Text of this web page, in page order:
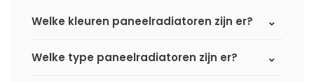
Welke kleuren paneelradiatoren zijn er?
Welke type paneelradiatoren zijn er?